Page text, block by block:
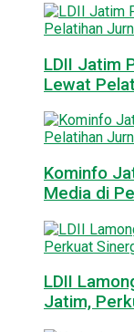
LDII Jatim
Lewat
Kominfo
Media di
LDII
Jatim,